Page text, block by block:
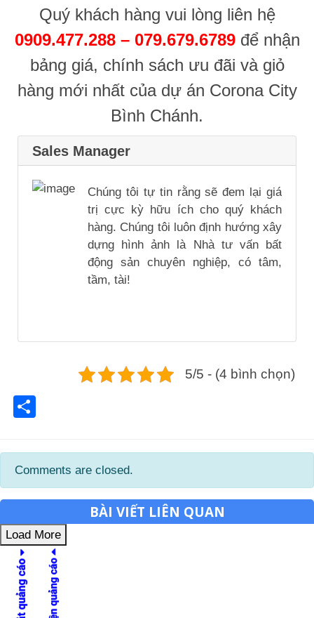
Quý khách hàng vui lòng liên hệ
0909.477.288 – 079.679.6789để nhận
bảng giá, chính sách ưu đãi và giỏ
hàng mới nhất của dự án Corona City
Bình Chánh.
Sales Manager
Chúng tôi tự tin rằng sẽ đem lại giá
trị cực kỳ hữu ích cho quý khách
hàng. Chúng tôi luôn định hướng xây
dựng hình ảnh là Nhà tư vấn bất
động sản chuyên nghiệp, có tâm,
tầm, tài!
5/5 - (4 bình chọn)
Comments are closed.
BÀI VIẾT LIÊN QUAN
Load More